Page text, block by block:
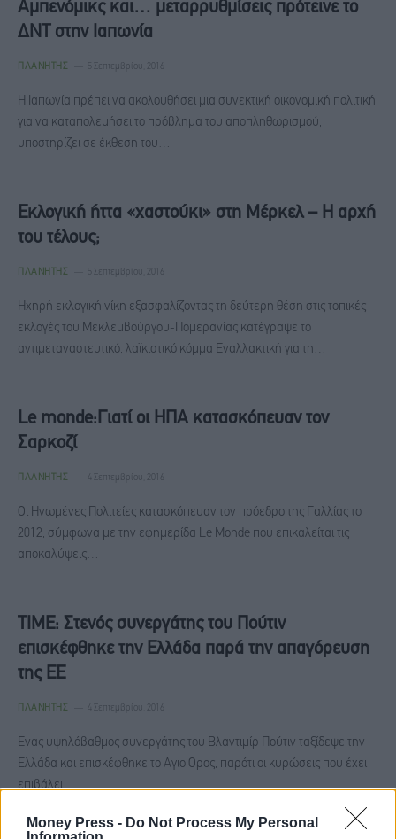
Money Press - Do Not Process My Personal
Αμπενόμικς και… μεταρρυθμίσεις πρότεινε το
ΔΝΤ στην Ιαπωνία
ΠΛΑΝΉΤΗΣ 5 Σεπτεμβρίου, 2016
Η Iαπωνία πρέπει να ακολουθήσει μια συνεκτική οικονομική πολιτική
για να καταπολεμήσει το πρόβλημα του αποπληθωρισμού,
υποστηρίζει σε έκθεση του…
Εκλογική ήττα «χαστούκι» στη Μέρκελ – H αρχή
του τέλους;
ΠΛΑΝΉΤΗΣ 5 Σεπτεμβρίου, 2016
Ηχηρή εκλογική νίκη εξασφαλίζοντας τη δεύτερη θέση στις τοπικές
εκλογές του Μεκλεμβούργου-Πομερανίας κατέγραψε το
αντιμεταναστευτικό, λαϊκιστικό κόμμα Εναλλακτική για τη…
Le monde:Γιατί οι ΗΠΑ κατασκόπευαν τον
Σαρκοζί
ΠΛΑΝΉΤΗΣ 4 Σεπτεμβρίου, 2016
Οι Ηνωμένες Πολιτείες κατασκόπευαν τον πρόεδρο της Γαλλίας το
2012, σύμφωνα με την εφημερίδα Le Monde που επικαλείται τις
αποκαλύψεις…
TIME: Στενός συνεργάτης του Πούτιν
επισκέφθηκε την Ελλάδα παρά την απαγόρευση
της ΕΕ
ΠΛΑΝΉΤΗΣ 4 Σεπτεμβρίου, 2016
Ενας υψηλόβαθμος συνεργάτης του Βλαντιμίρ Πούτιν ταξίδεψε την
Ελλάδα και επισκέφθηκε το Αγιο Ορος, παρότι οι κυρώσεις που έχει
επιβάλει…